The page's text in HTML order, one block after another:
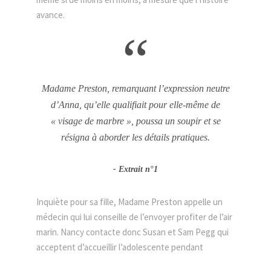
avance.
“
Madame Preston, remarquant l’expression neutre
d’Anna, qu’elle qualifiait pour elle-même de
« visage de marbre », poussa un soupir et se
résigna à aborder les détails pratiques.
Extrait n°1
Inquiète pour sa fille, Madame Preston appelle un
médecin qui lui conseille de l’envoyer profiter de l’air
marin. Nancy contacte donc Susan et Sam Pegg qui
acceptent d’accueillir l’adolescente pendant